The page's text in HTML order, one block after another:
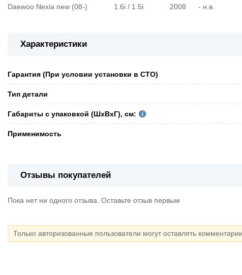
Daewoo Nexia new (08-) 1.6i / 1.5i 2008 - н.в.
Характеристики
Гарантия (При условии установки в СТО)
Тип детали
Габариты с упаковкой (ШxВxГ), см:
Применимость
Отзывы покупателей
Пока нет ни одного отзыва. Оставьте отзыв первым
Только авторизованные пользователи могут оставлять комментарии